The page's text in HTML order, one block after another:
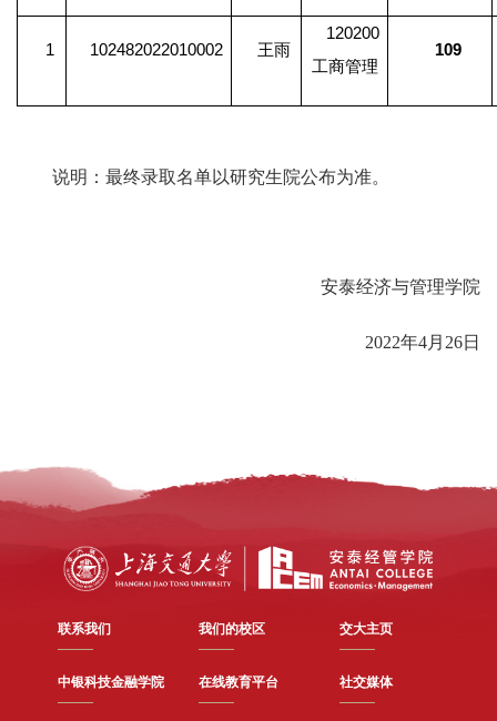
1 102482022010002 王雨
120200
工商管理
109
说明：最终录取名单以研究生院公布为准。
安泰经济与管理学院
2022年4月26日
联系我们 我们的校区 交大主页
中银科技金融学院 在线教育平台 社交媒体